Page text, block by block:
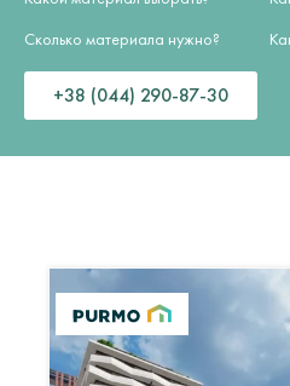
Сколько материала нужно?
+38 (044) 290-87-30